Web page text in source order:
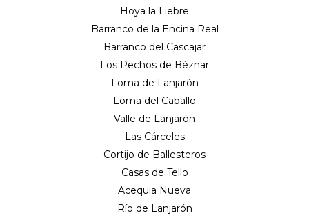
Hoya la Liebre
Barranco de la Encina Real
Barranco del Cascajar
Los Pechos de Béznar
Loma de Lanjarón
Loma del Caballo
Valle de Lanjarón
Las Cárceles
Cortijo de Ballesteros
Casas de Tello
Acequia Nueva
Río de Lanjarón